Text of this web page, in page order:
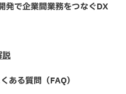
発で企業間業務をつなぐDX
説
ある質問（FAQ）